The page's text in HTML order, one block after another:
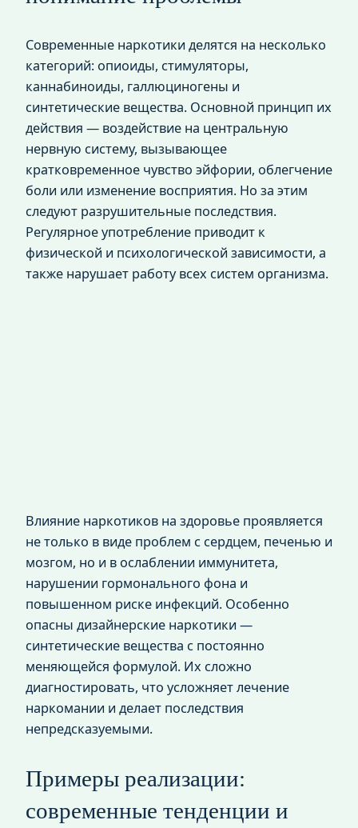
Современные наркотики делятся на несколько
категорий: опиоиды, стимуляторы,
каннабиноиды, галлюциногены и
синтетические вещества. Основной принцип их
действия — воздействие на центральную
нервную систему, вызывающее
кратковременное чувство эйфории, облегчение
боли или изменение восприятия. Но за этим
следуют разрушительные последствия.
Регулярное употребление приводит к
физической и психологической зависимости, а
также нарушает работу всех систем организма.
Влияние наркотиков на здоровье проявляется
не только в виде проблем с сердцем, печенью и
мозгом, но и в ослаблении иммунитета,
нарушении гормонального фона и
повышенном риске инфекций. Особенно
опасны дизайнерские наркотики —
синтетические вещества с постоянно
меняющейся формулой. Их сложно
диагностировать, что усложняет лечение
наркомании и делает последствия
непредсказуемыми.
Примеры реализации:
современные тенденции и